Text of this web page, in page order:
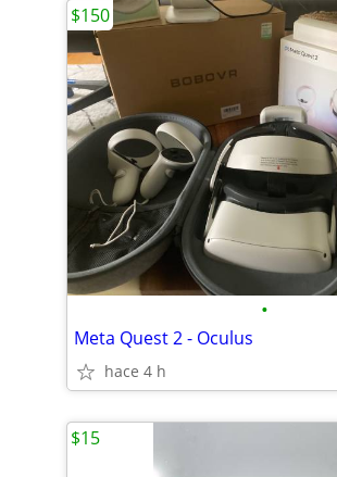
•
Meta Quest 2 - Oculus
hace 4 h
$150
$15